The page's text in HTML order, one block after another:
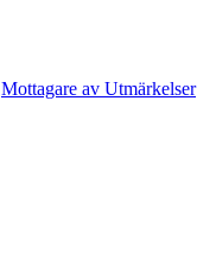
Mottagare av Utmärkelser